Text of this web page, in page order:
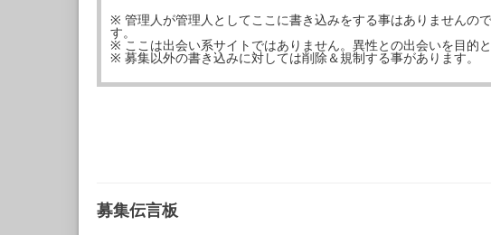
※ 管理人が管理人としてここに書き込みをする事はありませんの
す。
※ ここは出会い系サイトではありません。異性との出会いを目的
※ 募集以外の書き込みに対しては削除＆規制する事があります。
募集伝言板